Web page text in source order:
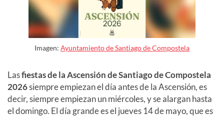
Imagen: Ayuntamiento de Santiago de Compostela
Lasfiestas de la Ascensión de Santiago de Compostela
2026siempre empiezan el día antes de la Ascensión, es
decir, siempre empiezan un miércoles, y se alargan hasta
el domingo. El día grande es el jueves 14 de mayo,que es